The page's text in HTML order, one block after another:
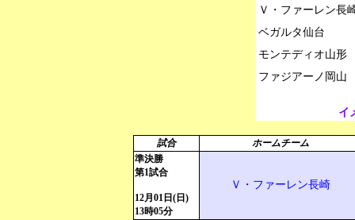
Ｖ・ファーレン長
ベガルタ仙台
モンテディオ山形
イ
試合
ホームチーム
準決勝
第1試合
12月01日(日)
13時05分
Ｖ・ファーレン長崎